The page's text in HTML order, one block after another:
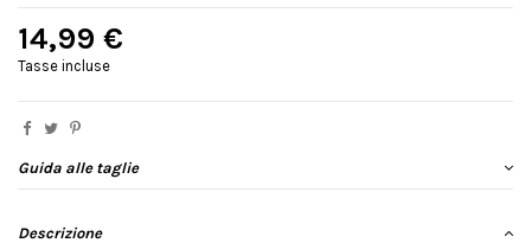
14,99 €
Tasse incluse
Guida alle taglie
Descrizione